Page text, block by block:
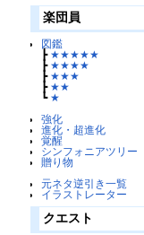
楽団員
図鑑
┣ ★★★★★
┣ ★★★★
┣ ★★★
┣ ★★
┗ ★
強化
進化・超進化
覚醒
シンフォニアツリー
贈り物
元ネタ逆引き一覧
イラストレーター
クエスト